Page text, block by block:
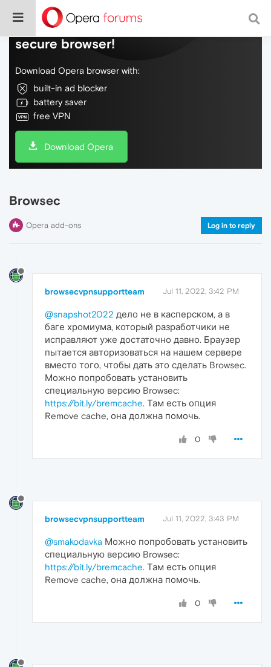
Do more on the web, with a fast and
secure browser!
Download Opera browser with:
built-in ad blocker
battery saver
free VPN
Download Opera
Browsec
Opera add-ons Log in to reply
browsecvpnsupportteam Jul 11, 2022, 3:42 PM
@snapshot2022 дело не в касперском, а в
баге хромиума, который разработчики не
исправляют уже достаточно давно. Браузер
пытается авторизоваться на нашем сервере
вместо того, чтобы дать это сделать Browsec.
Можно попробовать установить
специальную версию Browsec:
https://bit.ly/bremcache. Там есть опция
Remove cache, она должна помочь.
0
browsecvpnsupportteam Jul 11, 2022, 3:43 PM
@smakodavka Можно попробовать установить
специальную версию Browsec:
https://bit.ly/bremcache. Там есть опция
Remove cache, она должна помочь.
0